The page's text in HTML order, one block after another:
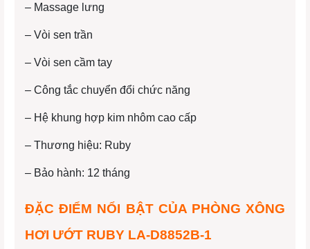
– Massage lưng
– Vòi sen trần
– Vòi sen cầm tay
– Công tắc chuyển đổi chức năng
– Hệ khung hợp kim nhôm cao cấp
– Thương hiệu: Ruby
– Bảo hành: 12 tháng
ĐẶC ĐIỂM NỔI BẬT CỦA PHÒNG XÔNG
HƠI ƯỚT RUBY LA-D8852B-1